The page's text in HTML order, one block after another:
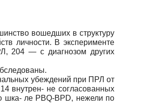
вошедших в структуру
личности. В эксперименте
204 — с диагнозом других
убеждений при ПРЛ от
внутрен- не согласованных
шка- ле PBQ-BPD, нежели по